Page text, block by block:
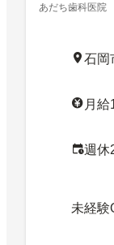
あだち歯科医院
石岡
月給
週休
未経験